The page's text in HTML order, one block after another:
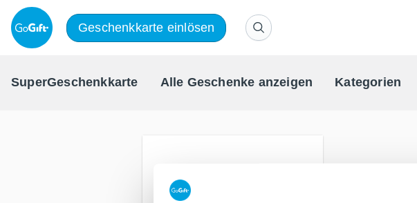
Geschenkkarte einlösen
SuperGeschenkkarte Alle Geschenke anzeigen Kategorien